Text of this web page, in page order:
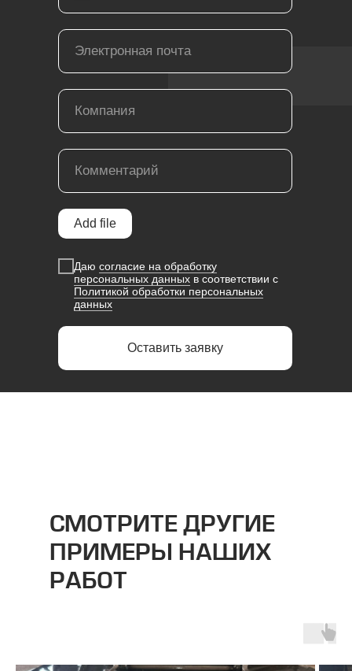
Add file
Даю согласие на обработку
персональных данных в соответствии с
Политикой обработки персональных
данных
Оставить заявку
СМОТРИТЕ ДРУГИЕ
ПРИМЕРЫ НАШИХ
РАБОТ